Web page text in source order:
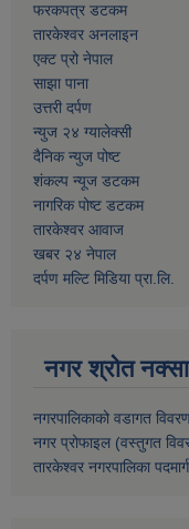
फरकपत्र डटकम
तारकेश्वर अनलाइन
एक्ट प्रो नेपाल
साझा पाना
उत्तरी दर्पण
न्युज २४ ग्यालेक्सी
दैनिक न्युज पोष्ट
शंकल्प न्यूज डटकम
नागरिक पोष्ट डटकम
तारकेश्वर आवाज
खबर २४ नेपाल
दर्पण मल्टि मिडिया प्रा.लि.
नगर श्रोत नक्सा
नगरपालिकाको वडागत
नगर प्रोफाइल (वस्तुगत
तारकेश्वर नगरपालिका पदमार्ग